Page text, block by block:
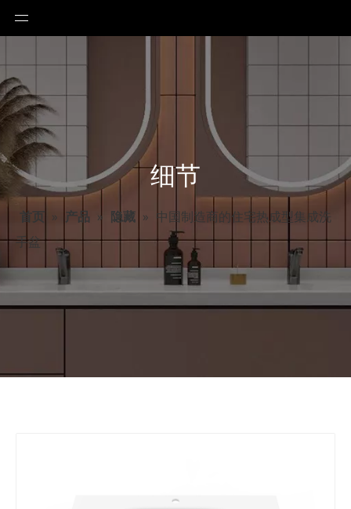
细节
首页 » 产品 » 隐藏 » 中国制造商的住宅热成型集成洗
手盆